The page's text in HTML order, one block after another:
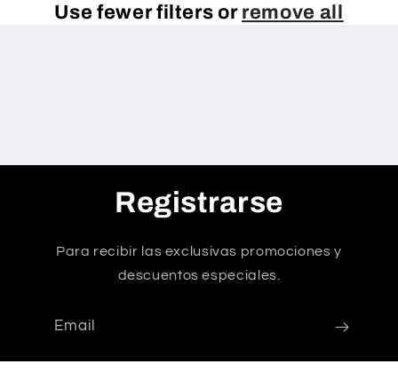
Use fewer filters or remove all
Registrarse
Para recibir las exclusivas promociones y
descuentos especiales.
Email